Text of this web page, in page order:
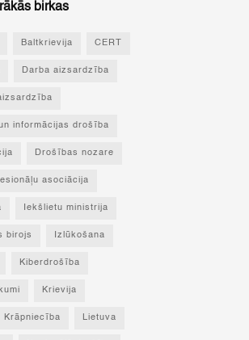
birkas
Baltkrievija CERT
Darba aizsardzība
informācijas drošība
Drošības nozare
asociācija
Iekšlietu ministrija
birojs Izlūkošana
Kiberdrošība
Krievija
Krāpniecība Lietuva